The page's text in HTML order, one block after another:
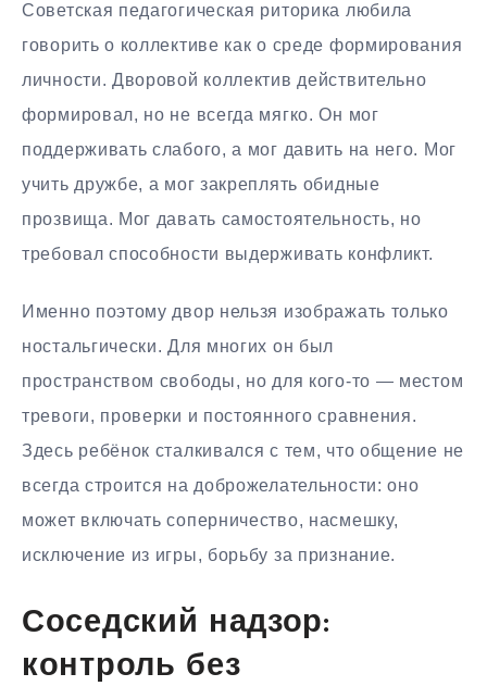
Советская педагогическая риторика любила
говорить о коллективе как о среде формирования
личности. Дворовой коллектив действительно
формировал, но не всегда мягко. Он мог
поддерживать слабого, а мог давить на него. Мог
учить дружбе, а мог закреплять обидные
прозвища. Мог давать самостоятельность, но
требовал способности выдерживать конфликт.
Именно поэтому двор нельзя изображать только
ностальгически. Для многих он был
пространством свободы, но для кого-то — местом
тревоги, проверки и постоянного сравнения.
Здесь ребёнок сталкивался с тем, что общение не
всегда строится на доброжелательности: оно
может включать соперничество, насмешку,
исключение из игры, борьбу за признание.
Соседский надзор:
контроль без